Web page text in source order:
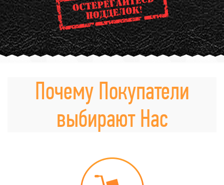
Почему Покупатели
выбирают Нас